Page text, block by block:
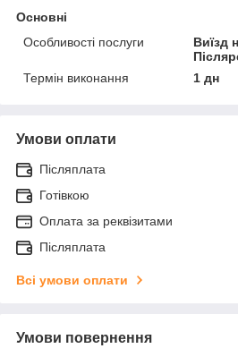
Основні
Особливості послуги
Виїзд
Термін виконання
1 дн
Умови оплати
Післяплата
Готівкою
Оплата за реквізитами
Післяплата
Всі умови оплати
Умови повернення